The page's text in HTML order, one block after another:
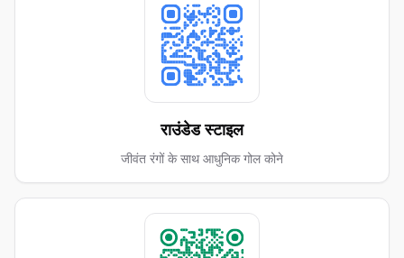
राउंडेड स्टाइल
जीवंत रंगों के साथ आधुनिक गोल कोने